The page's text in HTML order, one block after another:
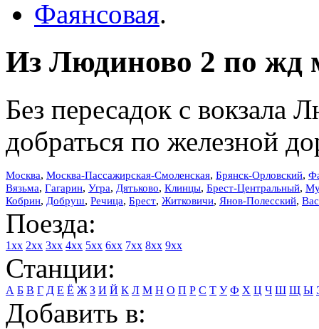
Фаянсовая.
Из Людиново 2 по жд
Без пересадок с вокзала
добраться по железной
Москва, Москва-Пассажирская-Смоленская, Брянск-Орловский,
Вязьма, Гагарин, Угра, Дятьково, Клинцы, Брест-Центральный,
Кобрин, Добруш, Речица, Брест, Житковичи, Янов-Полесский,
Поезда:
1xx 2xx 3xx 4xx 5xx 6xx 7xx 8xx 9xx
Станции:
А Б В Г Д Е Ё Ж З И Й К Л М Н О П Р С Т У Ф Х Ц Ч Ш Щ Ы
Добавить в: